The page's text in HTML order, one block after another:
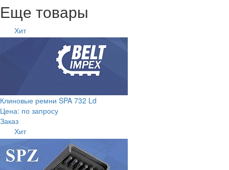
Еще товары
Хит
Клиновые ремни SPA 732 Ld
Цена: по запросу
Заказ
Хит